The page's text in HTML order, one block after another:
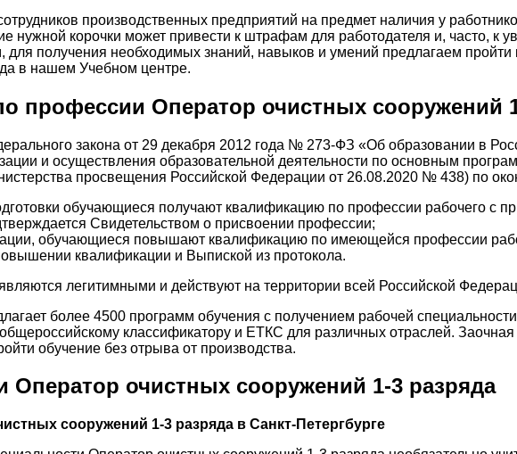
производственных предприятий на предмет наличия у
нужной корочки может привести к штрафам для работодателя и, часто, к
получения необходимых знаний, навыков и умений предлагаем пройти
в нашем Учебном центре.
профессии Оператор очистных сооружений
закона от 29 декабря 2012 года № 273-ФЗ «Об образовании в
и осуществления образовательной деятельности по основным
просвещения Российской Федерации от 26.08.2020 № 438) по
обучающиеся получают квалификацию по профессии рабочего с
Свидетельством о присвоении профессии;
обучающиеся повышают квалификацию по имеющейся профессии
квалификации и Выпиской из протокола.
легитимными и действуют на территории всей Российской
более 4500 программ обучения с получением рабочей
классификатору и ЕТКС для различных отраслей. Заочная
обучение без отрыва от производства.
Оператор очистных сооружений 1-3 разряда
сооружений 1-3 разряда в Санкт-Петергбурге